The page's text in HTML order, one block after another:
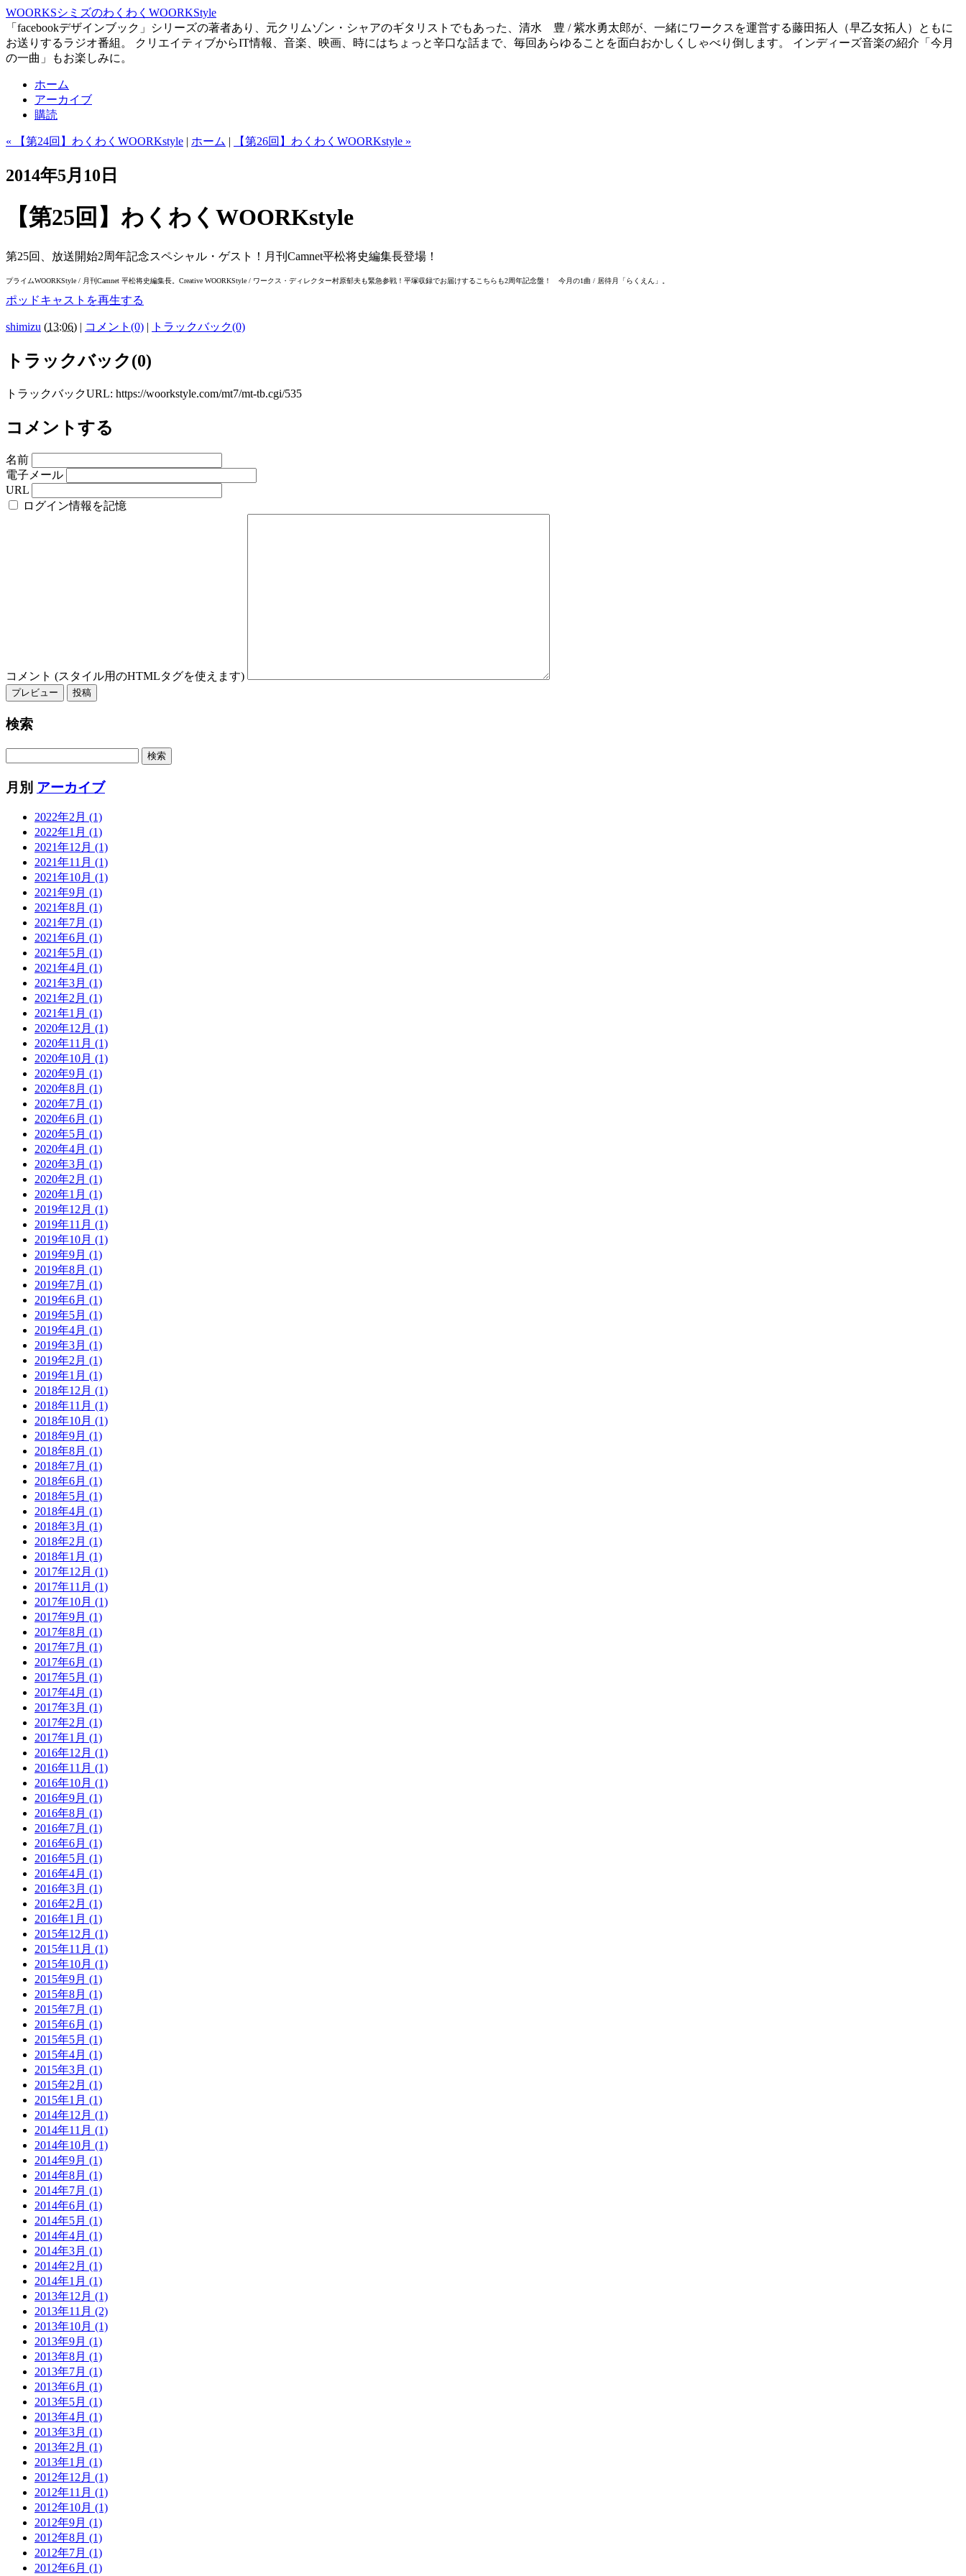
WOORKSシミズのわくわくWOORKStyle
「facebookデザインブック」シリーズの著者あり、元クリムゾン・シャアのギタリストでもあった、清水 豊 / 紫水勇太郎が、一緒にワークスを運営する藤田拓人（早乙女拓人）ともに
お送りするラジオ番組。 クリエイティブからIT情報、音楽、映画、時にはちょっと辛口な話まで、毎回あらゆることを面白おかしくしゃべり倒します。 インディーズ音楽の紹介「今月
の一曲」もお楽しみに。
ホーム
アーカイブ
購読
« 【第24回】わくわくWOORKstyle | ホーム | 【第26回】わくわくWOORKstyle »
2014年5月10日
【第25回】わくわくWOORKstyle
第25回、放送開始2周年記念スペシャル・ゲスト！月刊Camnet平松将史編集長登場！
プライムWOORKStyle / 月刊Camnet 平松将史編集長。Creative WOORKStyle / ワークス・ディレクター村原郁夫も緊急参戦！平塚収録でお届けするこちらも2周年記念盤！ 今月の1曲 / 居待月「らくえん」。
ポッドキャストを再生する
shimizu (13:06) | コメント(0) | トラックバック(0)
トラックバック(0)
トラックバックURL: https://woorkstyle.com/mt7/mt-tb.cgi/535
コメントする
名前
電子メール
URL
ログイン情報を記憶
コメント (スタイル用のHTMLタグを使えます)
検索
月別 アーカイブ
2022年2月 (1)
2022年1月 (1)
2021年12月 (1)
2021年11月 (1)
2021年10月 (1)
2021年9月 (1)
2021年8月 (1)
2021年7月 (1)
2021年6月 (1)
2021年5月 (1)
2021年4月 (1)
2021年3月 (1)
2021年2月 (1)
2021年1月 (1)
2020年12月 (1)
2020年11月 (1)
2020年10月 (1)
2020年9月 (1)
2020年8月 (1)
2020年7月 (1)
2020年6月 (1)
2020年5月 (1)
2020年4月 (1)
2020年3月 (1)
2020年2月 (1)
2020年1月 (1)
2019年12月 (1)
2019年11月 (1)
2019年10月 (1)
2019年9月 (1)
2019年8月 (1)
2019年7月 (1)
2019年6月 (1)
2019年5月 (1)
2019年4月 (1)
2019年3月 (1)
2019年2月 (1)
2019年1月 (1)
2018年12月 (1)
2018年11月 (1)
2018年10月 (1)
2018年9月 (1)
2018年8月 (1)
2018年7月 (1)
2018年6月 (1)
2018年5月 (1)
2018年4月 (1)
2018年3月 (1)
2018年2月 (1)
2018年1月 (1)
2017年12月 (1)
2017年11月 (1)
2017年10月 (1)
2017年9月 (1)
2017年8月 (1)
2017年7月 (1)
2017年6月 (1)
2017年5月 (1)
2017年4月 (1)
2017年3月 (1)
2017年2月 (1)
2017年1月 (1)
2016年12月 (1)
2016年11月 (1)
2016年10月 (1)
2016年9月 (1)
2016年8月 (1)
2016年7月 (1)
2016年6月 (1)
2016年5月 (1)
2016年4月 (1)
2016年3月 (1)
2016年2月 (1)
2016年1月 (1)
2015年12月 (1)
2015年11月 (1)
2015年10月 (1)
2015年9月 (1)
2015年8月 (1)
2015年7月 (1)
2015年6月 (1)
2015年5月 (1)
2015年4月 (1)
2015年3月 (1)
2015年2月 (1)
2015年1月 (1)
2014年12月 (1)
2014年11月 (1)
2014年10月 (1)
2014年9月 (1)
2014年8月 (1)
2014年7月 (1)
2014年6月 (1)
2014年5月 (1)
2014年4月 (1)
2014年3月 (1)
2014年2月 (1)
2014年1月 (1)
2013年12月 (1)
2013年11月 (2)
2013年10月 (1)
2013年9月 (1)
2013年8月 (1)
2013年7月 (1)
2013年6月 (1)
2013年5月 (1)
2013年4月 (1)
2013年3月 (1)
2013年2月 (1)
2013年1月 (1)
2012年12月 (1)
2012年11月 (1)
2012年10月 (1)
2012年9月 (1)
2012年8月 (1)
2012年7月 (1)
2012年6月 (1)